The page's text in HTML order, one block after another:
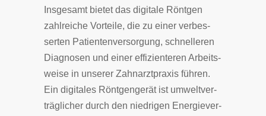
Insgesamt bietet das digitale Rönt­gen
zahl­rei­che Vor­tei­le, die zu einer ver­bes­
ser­ten Pa­tien­ten­ver­sor­gung, schnel­le­ren
Diag­no­sen und einer ef­fi­zien­te­ren Ar­beits­
wei­se in un­se­rer Zahn­arzt­pra­xis füh­ren.
Ein di­gi­ta­les Rönt­gen­ge­rät ist um­welt­ver­
träg­li­cher durch den nie­dri­gen Ener­gie­ver­